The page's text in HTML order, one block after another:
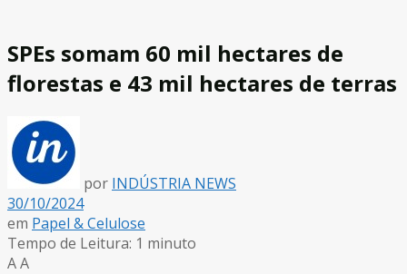
SPEs somam 60 mil hectares de
florestas e 43 mil hectares de terras
por INDÚSTRIA NEWS
30/10/2024
em Papel & Celulose
Tempo de Leitura: 1 minuto
AA